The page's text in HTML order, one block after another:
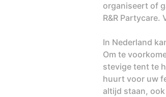
organiseert of
R&R Partycare.
In Nederland
Om te
stevige tent te
huurt voor uw
altijd staan,